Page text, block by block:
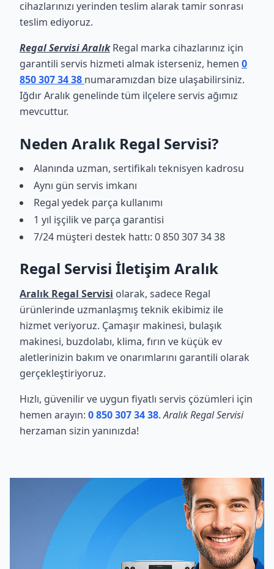
cihazlarınızı yerinden teslim alarak tamir sonrası
teslim ediyoruz.
Regal Servisi AralıkRegal marka cihazlarınız için
garantili servis hizmeti almak isterseniz, hemen 0
850 307 34 38 numaramızdan bize ulaşabilirsiniz.
Iğdır Aralık genelinde tüm ilçelere servis ağımız
mevcuttur.
Neden Aralık Regal Servisi?
Alanında uzman, sertifikalı teknisyen kadrosu
Aynı gün servis imkanı
Regal yedek parça kullanımı
1 yıl işçilik ve parça garantisi
7/24 müşteri destek hattı: 0 850 307 34 38
Regal Servisi İletişim Aralık
Aralık Regal Servisi olarak, sadece Regal
ürünlerinde uzmanlaşmış teknik ekibimiz ile
hizmet veriyoruz. Çamaşır makinesi, bulaşık
makinesi, buzdolabı, klima, fırın ve küçük ev
aletlerinizin bakım ve onarımlarını garantili olarak
gerçekleştiriyoruz.
Hızlı, güvenilir ve uygun fiyatlı servis çözümleri için
hemen arayın: 0 850 307 34 38.Aralık Regal Servisi
herzaman sizin yanınızda!